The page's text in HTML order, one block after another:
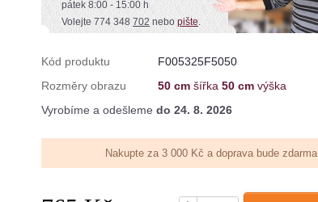
pátek 8:00 - 15:00 h
Volejte 774 348 702 nebo pište.
Kód produktu
F005325F5050
Rozměry obrazu
50 cm šířka 50 cm výška
Vyrobíme a odešleme do 24. 8. 2026
Nakupte za 3 000 Kč a doprava bude zdarma